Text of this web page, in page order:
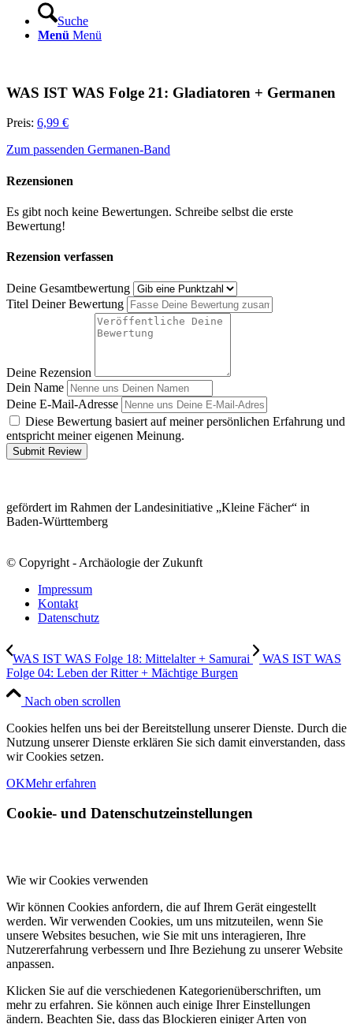
Suche
Menü Menü
WAS IST WAS Folge 21: Gladiatoren + Germanen
Preis: 6,99 €
Zum passenden Germanen-Band
Rezensionen
Es gibt noch keine Bewertungen. Schreibe selbst die erste
Bewertung!
Rezension verfassen
Deine Gesamtbewertung
Titel Deiner Bewertung
Deine Rezension
Dein Name
Deine E-Mail-Adresse
Diese Bewertung basiert auf meiner persönlichen Erfahrung und
entspricht meiner eigenen Meinung.
Submit Review
gefördert im Rahmen der Landesinitiative „Kleine Fächer“ in
Baden-Württemberg
© Copyright - Archäologie der Zukunft
Impressum
Kontakt
Datenschutz
WAS IST WAS Folge 18: Mittelalter + Samurai
WAS IST WAS
Folge 04: Leben der Ritter + Mächtige Burgen
Nach oben scrollen
Cookies helfen uns bei der Bereitstellung unserer Dienste. Durch die
Nutzung unserer Dienste erklären Sie sich damit einverstanden, dass
wir Cookies setzen.
OKMehr erfahren
Cookie- und Datenschutzeinstellungen
Wie wir Cookies verwenden
Wir können Cookies anfordern, die auf Ihrem Gerät eingestellt
werden. Wir verwenden Cookies, um uns mitzuteilen, wenn Sie
unsere Websites besuchen, wie Sie mit uns interagieren, Ihre
Nutzererfahrung verbessern und Ihre Beziehung zu unserer Website
anpassen.
Klicken Sie auf die verschiedenen Kategorienüberschriften, um
mehr zu erfahren. Sie können auch einige Ihrer Einstellungen
ändern. Beachten Sie, dass das Blockieren einiger Arten von